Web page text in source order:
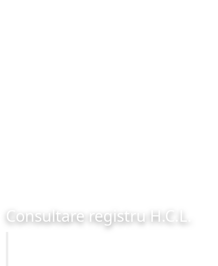
Consultare registru H.C.L.